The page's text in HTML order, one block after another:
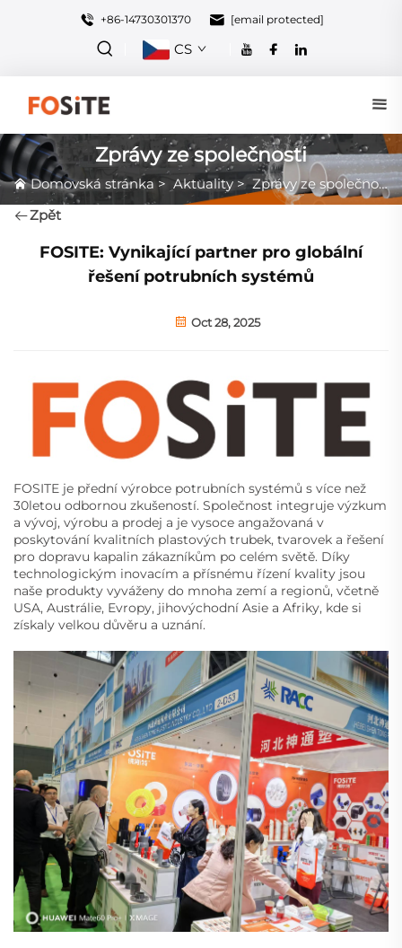
+86-14730301370 [email protected]
CS
Zprávy ze společnosti
Domovská stránka> Aktuality>Zprávy ze společnosti
Zpět
FOSITE: Vynikající partner pro globální
řešení potrubních systémů
Oct 28, 2025
FOSITE je přední výrobce potrubních systémů s více než
30letou odbornou zkušeností. Společnost integruje výzkum
a vývoj, výrobu a prodej a je vysoce angažovaná v
poskytování kvalitních plastových trubek, tvarovek a řešení
pro dopravu kapalin zákazníkům po celém světě. Díky
technologickým inovacím a přísnému řízení kvality jsou
naše produkty vyváženy do mnoha zemí a regionů, včetně
USA, Austrálie, Evropy, jihovýchodní Asie a Afriky, kde si
získaly velkou důvěru a uznání.